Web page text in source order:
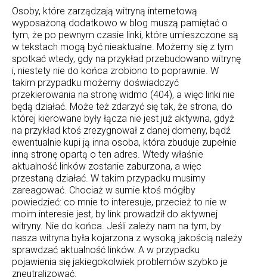
Osoby, które zarządzają witryną internetową
wyposażoną dodatkowo w blog muszą pamiętać o
tym, że po pewnym czasie linki, które umieszczone są
w tekstach mogą być nieaktualne. Możemy się z tym
spotkać wtedy, gdy na przykład przebudowano witrynę
i, niestety nie do końca zrobiono to poprawnie. W
takim przypadku możemy doświadczyć
przekierowania na stronę widmo (404), a więc linki nie
będą działać. Może też zdarzyć się tak, że strona, do
której kierowane były łącza nie jest już aktywna, gdyż
na przykład ktoś zrezygnował z danej domeny, bądź
ewentualnie kupi ją inna osoba, która zbuduje zupełnie
inną stronę opartą o ten adres. Wtedy właśnie
aktualność linków zostanie zaburzona, a więc
przestaną działać. W takim przypadku musimy
zareagować. Chociaż w sumie ktoś mógłby
powiedzieć: co mnie to interesuje, przecież to nie w
moim interesie jest, by link prowadził do aktywnej
witryny. Nie do końca. Jeśli zależy nam na tym, by
nasza witryna była kojarzona z wysoką jakością należy
sprawdzać aktualność linków. A w przypadku
pojawienia się jakiegokolwiek problemów szybko je
zneutralizować.